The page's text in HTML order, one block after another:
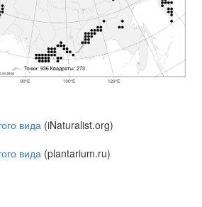
вида (iNaturalist.org)
вида (plantarium.ru)